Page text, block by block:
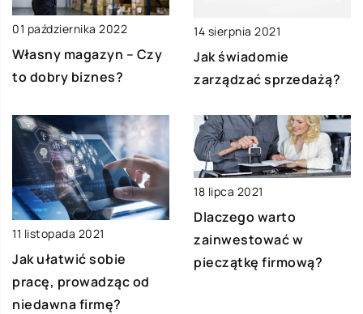
01 października 2022
Własny magazyn – Czy
to dobry biznes?
14 sierpnia 2021
Jak świadomie
zarządzać sprzedażą?
11 listopada 2021
Jak ułatwić sobie
pracę, prowadząc od
niedawna firmę?
18 lipca 2021
Dlaczego warto
zainwestować w
pieczątkę firmową?